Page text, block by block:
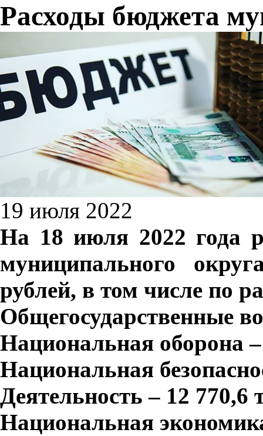
Расходы бюджета
19 июля 2022
На 18 июля 2022 года
муниципального
рублей, в том числе по
Общегосударственные
Национальная оборона
Национальная
Деятельность – 12 770,6
Национальная